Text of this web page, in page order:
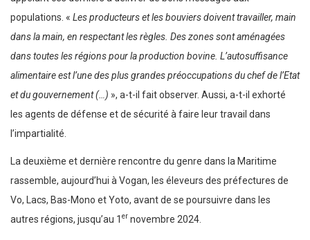
populations. « Les producteurs et les bouviers doivent travailler, main
dans la main, en respectant les règles. Des zones sont aménagées
dans toutes les régions pour la production bovine. L’autosuffisance
alimentaire est l’une des plus grandes préoccupations du chef de l’Etat
et du gouvernement (…) », a-t-il fait observer. Aussi, a-t-il exhorté
les agents de défense et de sécurité à faire leur travail dans
l’impartialité.
La deuxième et dernière rencontre du genre dans la Maritime
rassemble, aujourd’hui à Vogan, les éleveurs des préfectures de
Vo, Lacs, Bas-Mono et Yoto, avant de se poursuivre dans les
autres régions, jusqu’au 1 er novembre 2024.